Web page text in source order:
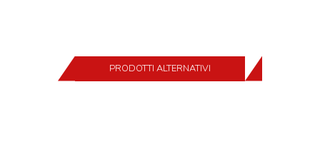
PRODOTTI ALTERNATIVI